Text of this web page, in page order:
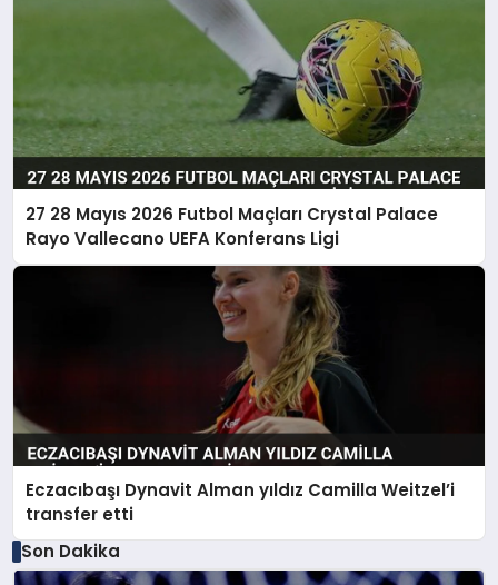
27 28 Mayıs 2026 Futbol Maçları Crystal Palace
Rayo Vallecano UEFA Konferans Ligi
Eczacıbaşı Dynavit Alman yıldız Camilla Weitzel’i
transfer etti
Son Dakika